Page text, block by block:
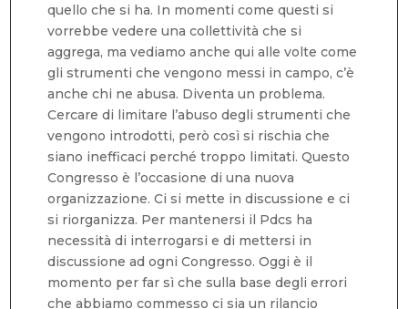
quello che si ha. In momenti come questi si
vorrebbe vedere una collettività che si
aggrega, ma vediamo anche qui alle volte come
gli strumenti che vengono messi in campo, c’è
anche chi ne abusa. Diventa un problema.
Cercare di limitare l’abuso degli strumenti che
vengono introdotti, però così si rischia che
siano inefficaci perché troppo limitati. Questo
Congresso è l’occasione di una nuova
organizzazione. Ci si mette in discussione e ci
si riorganizza. Per mantenersi il Pdcs ha
necessità di interrogarsi e di mettersi in
discussione ad ogni Congresso. Oggi è il
momento per far sì che sulla base degli errori
che abbiamo commesso ci sia un rilancio